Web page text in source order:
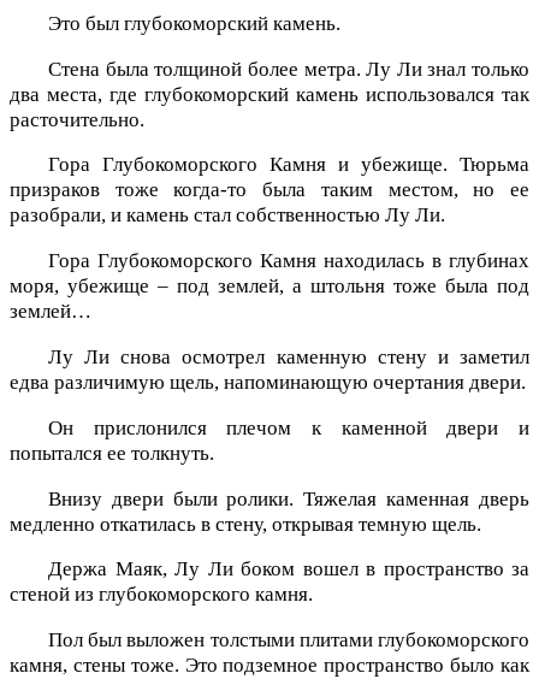
Это был глубокоморский камень.
Стена была толщиной более метра. Лу Ли знал только
два места, где глубокоморский камень использовался так
расточительно.
Гора Глубокоморского Камня и убежище. Тюрьма
призраков тоже когда-то была таким местом, но ее
разобрали, и камень стал собственностью Лу Ли.
Гора Глубокоморского Камня находилась в глубинах
моря, убежище – под землей, а штольня тоже была под
землей…
Лу Ли снова осмотрел каменную стену и заметил
едва различимую щель, напоминающую очертания двери.
Он прислонился плечом к каменной двери и
попытался ее толкнуть.
Внизу двери были ролики. Тяжелая каменная дверь
медленно откатилась в стену, открывая темную щель.
Держа Маяк, Лу Ли боком вошел в пространство за
стеной из глубокоморского камня.
Пол был выложен толстыми плитами глубокоморского
камня, стены тоже. Это подземное пространство было как